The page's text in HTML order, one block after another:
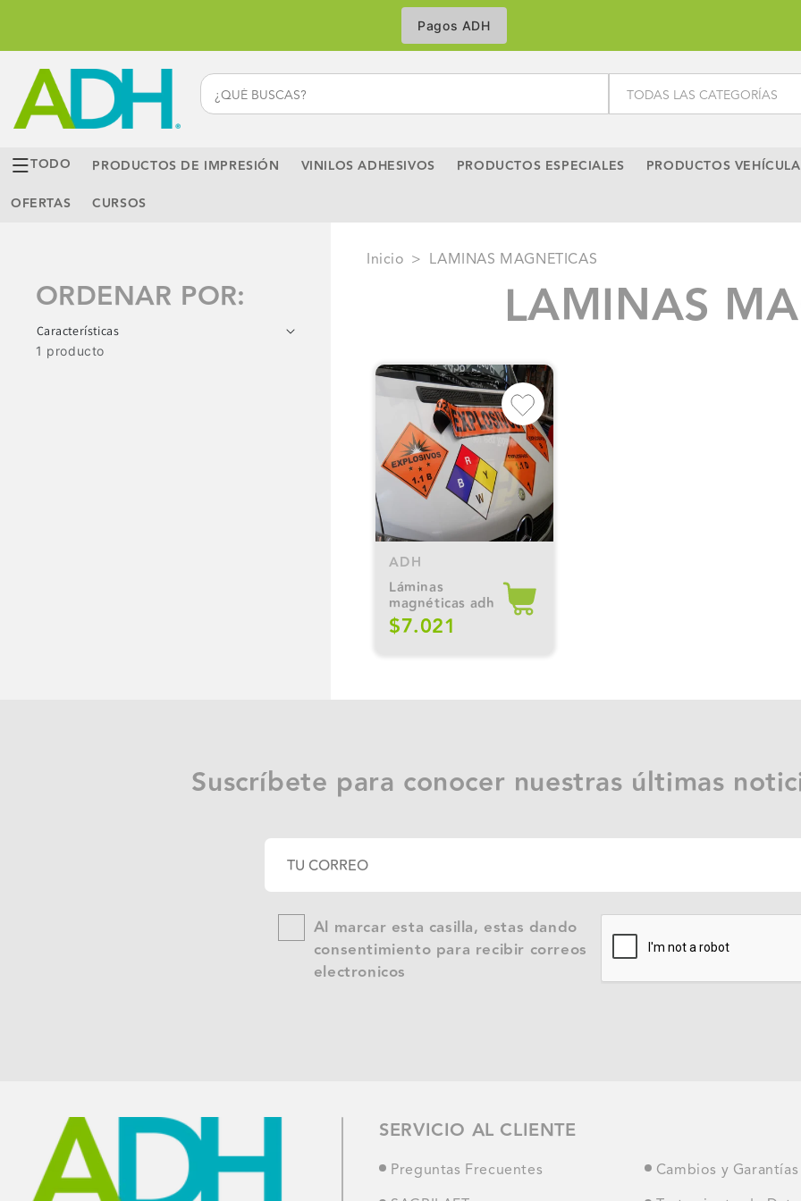
TODO PRODUCTOS DE IMPRESIÓN VINILOS ADHESIVOS PRODUCTOS ESPECIALES PRODUCTOS
OFERTAS
CURSOS
ORDENAR POR:
1 producto
Inicio > LAMINAS MAGNETICAS
LAMINAS
ADH
láminas
magnéticas adh
$7.021
Suscríbete para conocer nuestras últimas
Al marcar esta casilla, estas dando
consentimiento para recibir correos
electronicos
SERVICIO AL CLIENTE
Preguntas Frecuentes Cambios y Garantías